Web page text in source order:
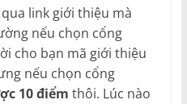
link giới thiệu mà
nếu chọn cổng
cho bạn mã giới thiệu
nếu chọn cổng
10 điểm thôi. Lúc nào